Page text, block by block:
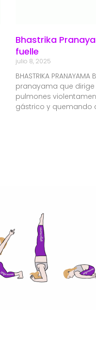
Bhastrika
fuelle
julio 8, 2025
BHASTRIKA
pranayama que
pulmones
gástrico y quemando